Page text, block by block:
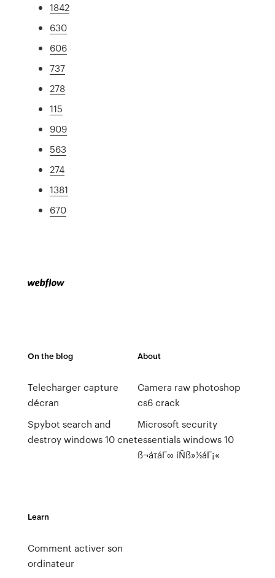
1842
630
606
737
278
115
909
563
274
1381
670
On the blog
Telecharger capture
décran
Spybot search and
destroy windows 10 cnet
About
Camera raw photoshop
cs6 crack
Microsoft security
essentials windows 10
ß¬áτáΓ∞ íÑß»½áΓ¡«
Learn
Comment activer son
ordinateur